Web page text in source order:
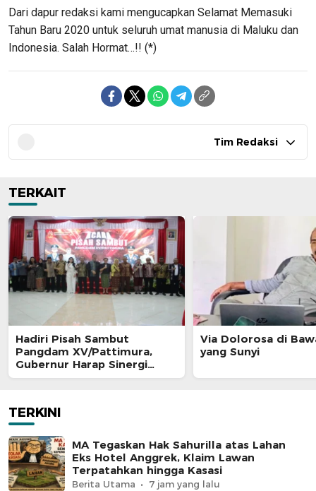
Dari dapur redaksi kami mengucapkan Selamat Memasuki
Tahun Baru 2020 untuk seluruh umat manusia di Maluku dan
Indonesia. Salah Hormat…!! (*)
Tim Redaksi
TERKAIT
Hadiri Pisah Sambut
Pangdam XV/Pattimura,
Gubernur Harap Sinergi
untuk Keamanan Daerah
Via Dolorosa di
yang Sunyi
TERKINI
MA Tegaskan Hak Sahurilla atas Lahan
Eks Hotel Anggrek, Klaim Lawan
Terpatahkan hingga Kasasi
Berita Utama 7 jam yang lalu